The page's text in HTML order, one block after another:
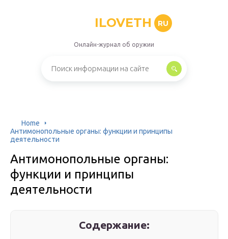
ILOVETH RU
Онлайн-журнал об оружии
Home
Антимонопольные органы: функции и принципы
деятельности
Антимонопольные органы:
функции и принципы
деятельности
Содержание: